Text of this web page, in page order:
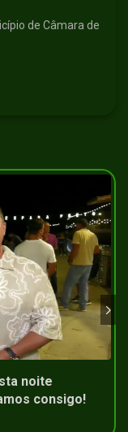
de Câmara de
noite
consigo!